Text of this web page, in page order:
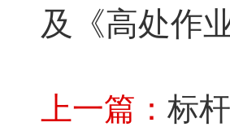
及《高处作
上一篇： 标杆